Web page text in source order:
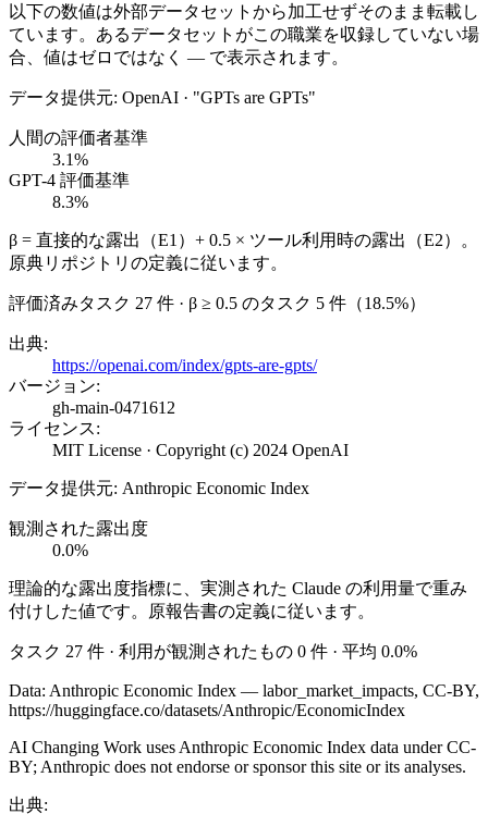
以下の数値は外部データセットから加工せずそのまま転載し
ています。あるデータセットがこの職業を収録していない場
合、値はゼロではなく — で表示されます。
データ提供元: OpenAI · "GPTs are GPTs"
人間の評価者基準
3.1%
GPT-4 評価基準
8.3%
β = 直接的な露出（E1）+ 0.5 × ツール利用時の露出（E2）。
原典リポジトリの定義に従います。
評価済みタスク 27 件 · β ≥ 0.5 のタスク 5 件（18.5%）
出典:
https://openai.com/index/gpts-are-gpts/
バージョン:
gh-main-0471612
ライセンス:
MIT License · Copyright (c) 2024 OpenAI
データ提供元: Anthropic Economic Index
観測された露出度
0.0%
理論的な露出度指標に、実測された Claude の利用量で重み
付けした値です。原報告書の定義に従います。
タスク 27 件 · 利用が観測されたもの 0 件 · 平均 0.0%
Data: Anthropic Economic Index — labor_market_impacts, CC-BY,
https://huggingface.co/datasets/Anthropic/EconomicIndex
AI Changing Work uses Anthropic Economic Index data under CC-
BY; Anthropic does not endorse or sponsor this site or its analyses.
出典: